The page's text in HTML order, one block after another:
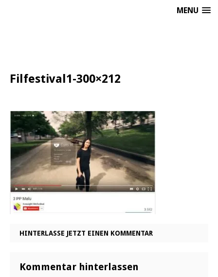
MENU
Filfestival1-300×212
HINTERLASSE JETZT EINEN KOMMENTAR
Kommentar hinterlassen